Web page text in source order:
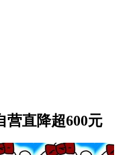
营直降超600元